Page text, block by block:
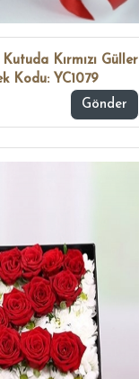
Kırmızı Güller
Kodu: YC1079
Gönder